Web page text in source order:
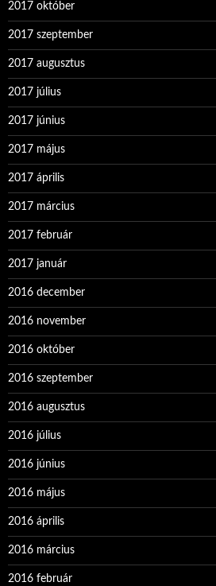
2017 október
2017 szeptember
2017 augusztus
2017 július
2017 június
2017 május
2017 április
2017 március
2017 február
2017 január
2016 december
2016 november
2016 október
2016 szeptember
2016 augusztus
2016 július
2016 június
2016 május
2016 április
2016 március
2016 február